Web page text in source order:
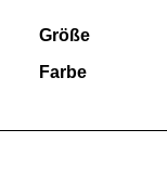
Größe
Farbe